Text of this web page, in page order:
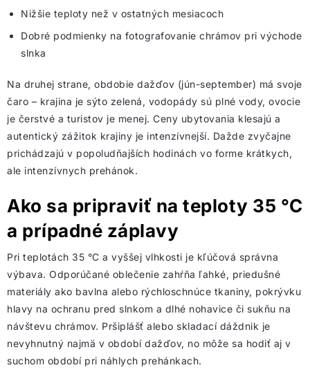
Nižšie teploty než v ostatných mesiacoch
Dobré podmienky na fotografovanie chrámov pri východe
slnka
Na druhej strane, obdobie dažďov (jún-september) má svoje
čaro – krajina je sýto zelená, vodopády sú plné vody, ovocie
je čerstvé a turistov je menej. Ceny ubytovania klesajú a
autentický zážitok krajiny je intenzívnejší. Dažde zvyčajne
prichádzajú v popoludňajších hodinách vo forme krátkych,
ale intenzívnych prehánok.
Ako sa pripraviť na teploty 35 °C
a prípadné záplavy
Pri teplotách 35 °C a vyššej vlhkosti je kľúčová správna
výbava. Odporúčané oblečenie zahŕňa ľahké, priedušné
materiály ako bavlna alebo rýchloschnúce tkaniny, pokrývku
hlavy na ochranu pred slnkom a dlhé nohavice či sukňu na
návštevu chrámov. Pršiplášť alebo skladací dáždnik je
nevyhnutný najmä v období dažďov, no môže sa hodiť aj v
suchom období pri náhlych prehánkach.